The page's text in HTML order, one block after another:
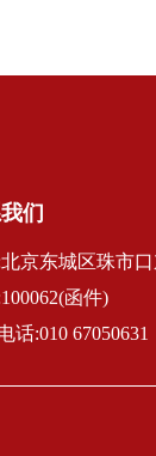
们
京东城区珠市
函件)
话:010 67050631